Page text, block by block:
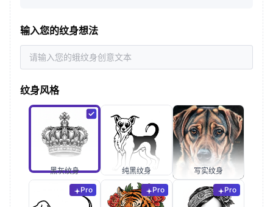
输入您的纹身想法
纹身风格
黑灰纹身 纯黑纹身 写实纹身
Pro Pro Pro